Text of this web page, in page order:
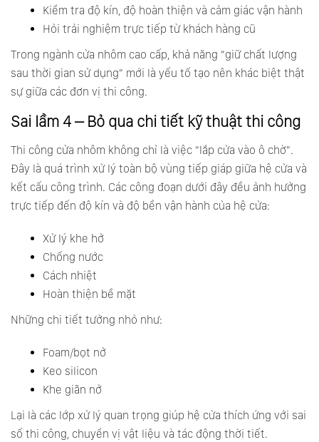
Kiểm tra độ kín, độ hoàn thiện và cảm giác vận hành
Hỏi trải nghiệm trực tiếp từ khách hàng cũ
Trong ngành cửa nhôm cao cấp, khả năng “giữ chất lượng
sau thời gian sử dụng” mới là yếu tố tạo nên khác biệt thật
sự giữa các đơn vị thi công.
Sai lầm 4 – Bỏ qua chi tiết kỹ thuật thi công
Thi công cửa nhôm không chỉ là việc “lắp cửa vào ô chờ”.
Đây là quá trình xử lý toàn bộ vùng tiếp giáp giữa hệ cửa và
kết cấu công trình. Các công đoạn dưới đây đều ảnh hưởng
trực tiếp đến độ kín và độ bền vận hành của hệ cửa:
Xử lý khe hở
Chống nước
Cách nhiệt
Hoàn thiện bề mặt
Những chi tiết tưởng nhỏ như:
Foam/bọt nở
Keo silicon
Khe giãn nở
Lại là các lớp xử lý quan trọng giúp hệ cửa thích ứng với sai
số thi công, chuyển vị vật liệu và tác động thời tiết.